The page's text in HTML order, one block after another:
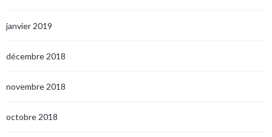
janvier 2019
décembre 2018
novembre 2018
octobre 2018